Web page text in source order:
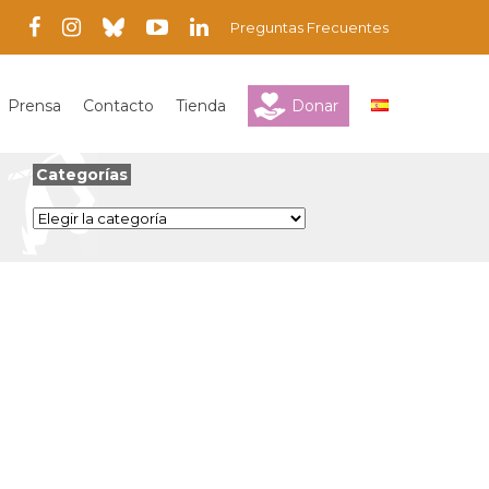
Preguntas Frecuentes
Prensa Contacto Tienda Donar
Categorías
Categorías